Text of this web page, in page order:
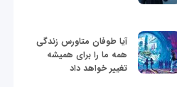
آیا طوفان متاورس زندگی
همه ما را برای همیشه
تغییر خواهد داد